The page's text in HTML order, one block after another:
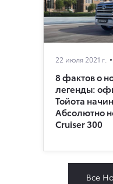
22 июля 2021 г.
8 фактов о
легенды:
Тойота
Абсолютно
Cruiser 300
Все